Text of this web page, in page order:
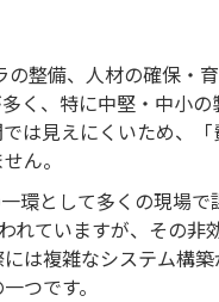
整備、人材の確保・
く、特に中堅・中小
は見えにくいため、
ん。
環として多くの現場
れていますが、その非
は複雑なシステム構
つです。